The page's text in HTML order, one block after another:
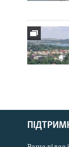
Русский
Qırımtatar